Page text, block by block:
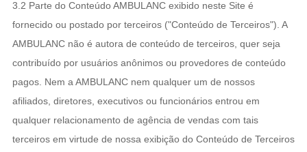
3.2 Parte do Conteúdo AMBULANC exibido neste Site é
fornecido ou postado por terceiros ("Conteúdo de Terceiros"). A
AMBULANC não é autora de conteúdo de terceiros, quer seja
contribuído por usuários anônimos ou provedores de conteúdo
pagos. Nem a AMBULANC nem qualquer um de nossos
afiliados, diretores, executivos ou funcionários entrou em
qualquer relacionamento de agência de vendas com tais
terceiros em virtude de nossa exibição do Conteúdo de Terceiros